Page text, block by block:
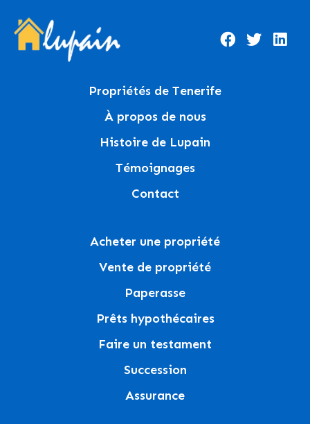
Propriétés de Tenerife
À propos de nous
Histoire de Lupain
Témoignages
Contact
Acheter une propriété
Vente de propriété
Paperasse
Prêts hypothécaires
Faire un testament
Succession
Assurance